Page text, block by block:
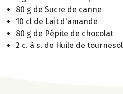
80 g de Sucre de canne
10 cl de Lait d'amande
80 g de Pépite de chocolat
2 c. à s. de Huile de tournesol